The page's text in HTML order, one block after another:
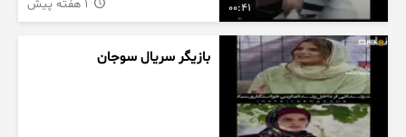
00:41
بازیگر سریال سوجان